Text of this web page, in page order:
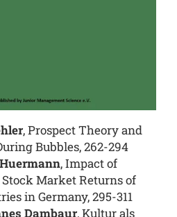
, Prospect Theory and
Bubbles, 262-294
, Impact of
Market Returns of
in Germany, 295-311
Dambaur, Kultur als